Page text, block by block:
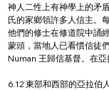
神人二性上有神學上的矛
氏的家鄉領許多人信主。
他們的修士在修道院中誦
蒙頭，當地人已看慣信徒
Numan 王歸信基督。在亞
6.12 東部和西部的亞拉伯